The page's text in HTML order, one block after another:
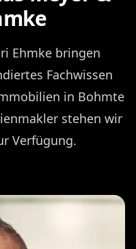
Ehmke bringen
Fachwissen
in Bohmte
stehen wir
Verfügung.